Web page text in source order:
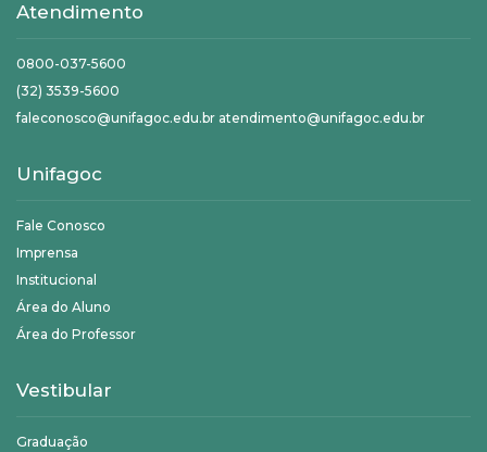
Atendimento
0800-037-5600
(32) 3539-5600
faleconosco@unifagoc.edu.br atendimento@unifagoc.edu.br
Unifagoc
Fale Conosco
Imprensa
Institucional
Área do Aluno
Área do Professor
Vestibular
Graduação